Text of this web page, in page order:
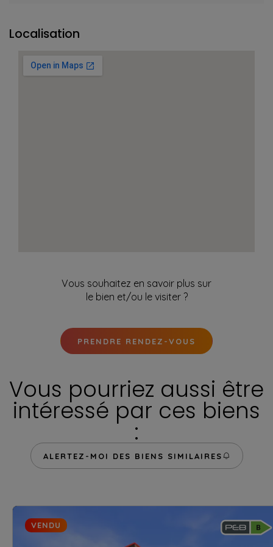
Localisation
Vous souhaitez en savoir plus sur
le bien et/ou le visiter ?
PRENDRE RENDEZ-VOUS
Vous pourriez aussi être
intéressé par ces biens
:
ALERTEZ-MOI DES BIENS SIMILAIRES
VENDU